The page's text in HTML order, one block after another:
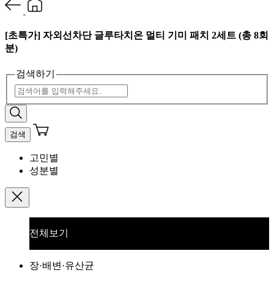
[초특가] 자외선차단 글루타치온 멀티 기미 패치 2세트 (총 8회
분)
검색하기
검색
고민별
성분별
전체보기
장·배변·유산균